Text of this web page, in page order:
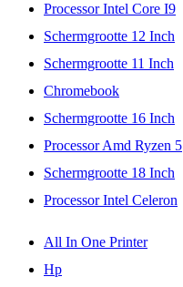
Processor Intel Core I9
Schermgrootte 12 Inch
Schermgrootte 11 Inch
Chromebook
Schermgrootte 16 Inch
Processor Amd Ryzen 5
Schermgrootte 18 Inch
Processor Intel Celeron
All In One Printer
Hp